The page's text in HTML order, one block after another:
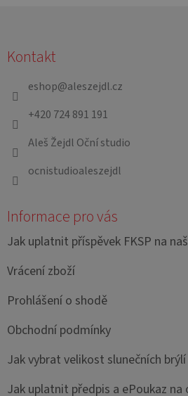
Kontakt
eshop@aleszejdl.cz
+420 724 891 191
Aleš Žejdl Oční studio
ocnistudioaleszejdl
Informace pro vás
Jak uplatnit příspěvek FKSP na
Vrácení zboží
Prohlášení o shodě
Obchodní podmínky
Jak vybrat velikost slunečních brýlí
Jak uplatnit předpis a ePoukaz na